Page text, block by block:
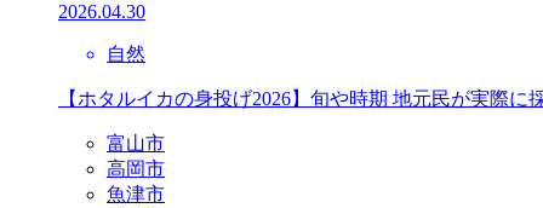
2026.04.30
自然
【ホタルイカの身投げ2026】旬や時期 地元民が実際に
富山市
高岡市
魚津市